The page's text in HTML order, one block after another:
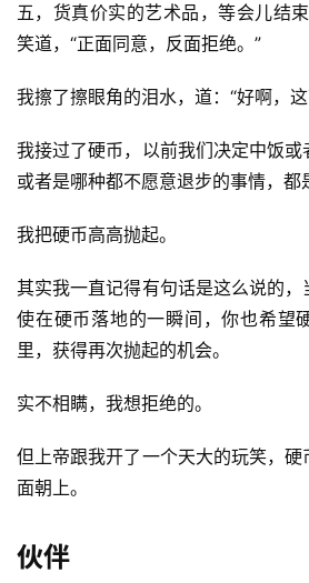
五，货真价实的艺术品，等会儿结
笑道，“正面同意，反面拒绝。”
我擦了擦眼角的泪水，道：“好啊，
我接过了硬币，以前我们决定中饭或
或者是哪种都不愿意退步的事情，都
我把硬币高高抛起。
其实我一直记得有句话是这么说的
使在硬币落地的一瞬间，你也希望
里，获得再次抛起的机会。
实不相瞒，我想拒绝的。
但上帝跟我开了一个天大的玩笑，
面朝上。
伙伴